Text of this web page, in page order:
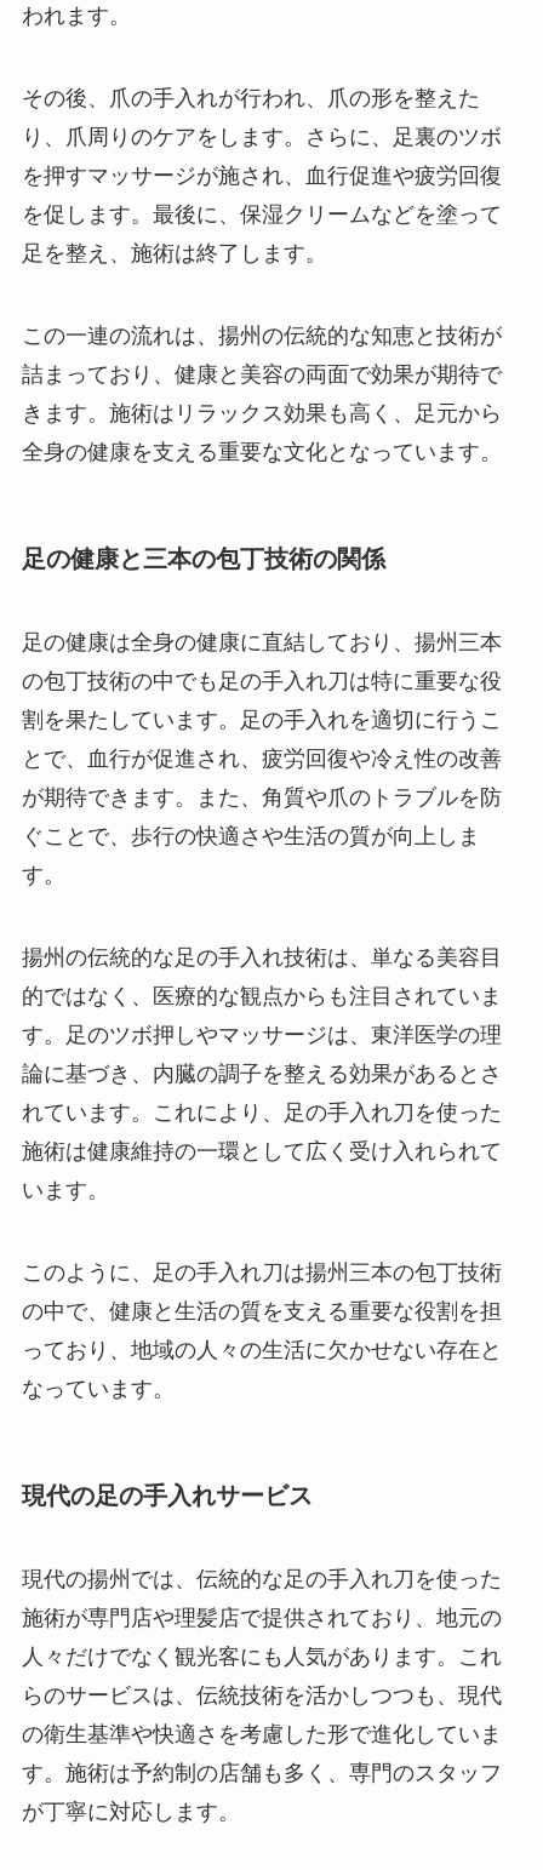
われます。
その後、爪の手入れが行われ、爪の形を整えた
り、爪周りのケアをします。さらに、足裏のツボ
を押すマッサージが施され、血行促進や疲労回復
を促します。最後に、保湿クリームなどを塗って
足を整え、施術は終了します。
この一連の流れは、揚州の伝統的な知恵と技術が
詰まっており、健康と美容の両面で効果が期待で
きます。施術はリラックス効果も高く、足元から
全身の健康を支える重要な文化となっています。
足の健康と三本の包丁技術の関係
足の健康は全身の健康に直結しており、揚州三本
の包丁技術の中でも足の手入れ刀は特に重要な役
割を果たしています。足の手入れを適切に行うこ
とで、血行が促進され、疲労回復や冷え性の改善
が期待できます。また、角質や爪のトラブルを防
ぐことで、歩行の快適さや生活の質が向上しま
す。
揚州の伝統的な足の手入れ技術は、単なる美容目
的ではなく、医療的な観点からも注目されていま
す。足のツボ押しやマッサージは、東洋医学の理
論に基づき、内臓の調子を整える効果があるとさ
れています。これにより、足の手入れ刀を使った
施術は健康維持の一環として広く受け入れられて
います。
このように、足の手入れ刀は揚州三本の包丁技術
の中で、健康と生活の質を支える重要な役割を担
っており、地域の人々の生活に欠かせない存在と
なっています。
現代の足の手入れサービス
現代の揚州では、伝統的な足の手入れ刀を使った
施術が専門店や理髪店で提供されており、地元の
人々だけでなく観光客にも人気があります。これ
らのサービスは、伝統技術を活かしつつも、現代
の衛生基準や快適さを考慮した形で進化していま
す。施術は予約制の店舗も多く、専門のスタッフ
が丁寧に対応します。